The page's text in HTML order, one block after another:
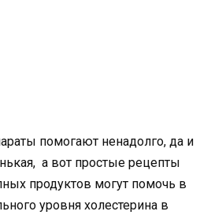
помогают ненадолго, да и
а вот простые рецепты
продуктов могут помочь в
уровня холестерина в